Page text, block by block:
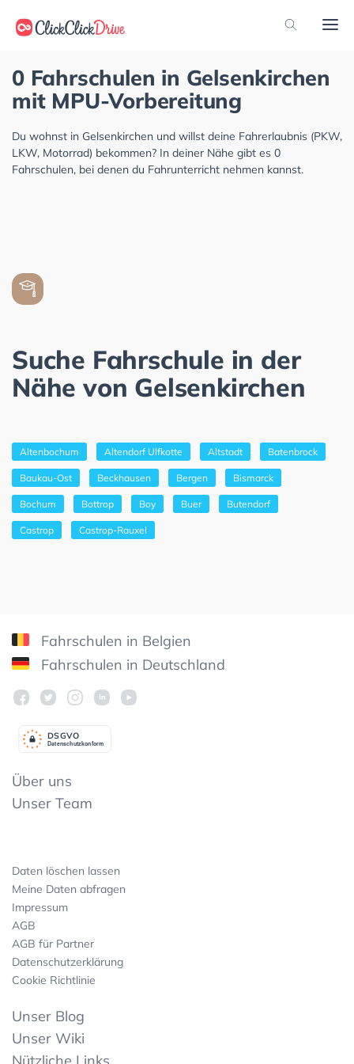
0 Fahrschulen in Gelsenkirchen
mit MPU-Vorbereitung
Du wohnst in Gelsenkirchen und willst deine Fahrerlaubnis (PKW,
LKW, Motorrad) bekommen? In deiner Nähe gibt es 0
Fahrschulen, bei denen du Fahrunterricht nehmen kannst.
Suche Fahrschule in der
Nähe von Gelsenkirchen
Altenbochum Altendorf Ulfkotte Altstadt Batenbrock
Baukau-Ost Beckhausen Bergen Bismarck
Bochum Bottrop Boy Buer Butendorf
Castrop Castrop-Rauxel
Fahrschulen in Belgien
Fahrschulen in Deutschland
Datenschutzkonform
DSGVO
Über uns
Unser Team
Daten löschen lassen
Meine Daten abfragen
Impressum
AGB
AGB für Partner
Datenschutzerklärung
Cookie Richtlinie
Unser Blog
Unser Wiki